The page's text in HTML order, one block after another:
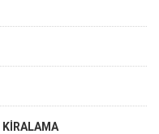
KİRALAMA